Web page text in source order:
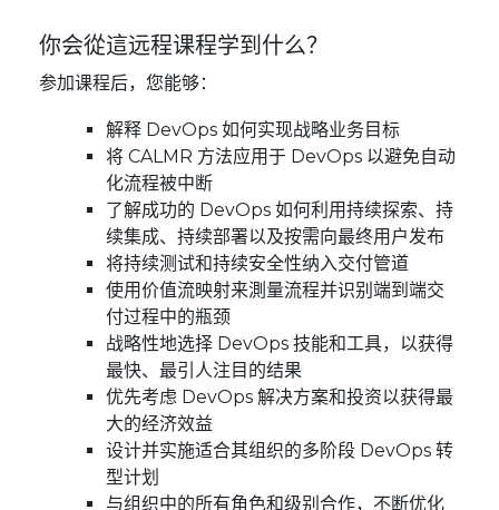
你会從這远程课程学到什么？
参加课程后，您能够：
解释 DevOps 如何实现战略业务目标
将 CALMR 方法应用于 DevOps 以避免自动
化流程被中断
了解成功的 DevOps 如何利用持续探索、持
续集成、持续部署以及按需向最终用户发布
将持续测试和持续安全性纳入交付管道
使用价值流映射来測量流程并识别端到端交
付过程中的瓶颈
战略性地选择 DevOps 技能和工具，以获得
最快、最引人注目的结果
优先考虑 DevOps 解决方案和投资以获得最
大的经济效益
设计并实施适合其组织的多阶段 DevOps 转
型计划
与组织中的所有角色和级别合作，不断优化